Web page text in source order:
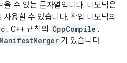
을 수 있는 문자열입니다. 니모닉은
용할 수 있습니다. 작업 니모닉의
, C++ 규칙의 CppCompile ,
가 있습니다.